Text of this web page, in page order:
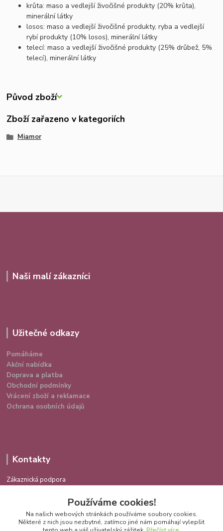
krůta: maso a vedlejší živočišné produkty (20% krůta),
minerální látky
losos: maso a vedlejší živočišné produkty, ryba a vedlejší
rybí produkty (10% losos), minerální látky
telecí: maso a vedlejší živočišné produkty (25% drůbež, 5%
telecí), minerální látky
Původ zboží
Zboží zařazeno v kategoriích
Miamor
Naši malí zákazníci
Užitečné odkazy
Pomáháme
Akční nabídka
Doprava a platba
Obchodní podmínky
Vrácení zboží a reklamace
Ochrana osobních údajů
Kontakty
Zákaznická podpora
info@spokojenakocka.cz
Používáme cookies!
Na našich webových stránkách používáme soubory cookies.
Některé z nich jsou nezbytné, zatímco jiné nám pomáhají vylepšit